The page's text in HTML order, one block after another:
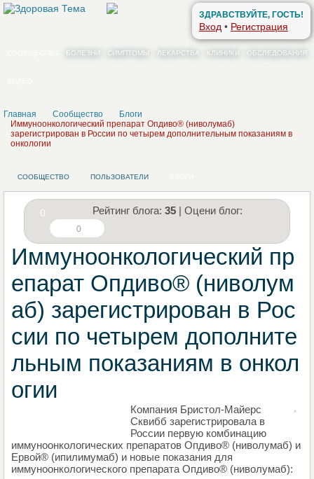
ЗДРАВСТВУЙТЕ, ГОСТЬ!
Вход • Регистрация
БОЛЕЗНИ СИМПТОМЫ ЛЕКАРСТВА КЛИНИКИ ОБСЛЕДОВАНИЯ
Главная Сообщество
Блоги
Иммуноонкологический препарат Опдиво® (ниволумаб)
зарегистрирован в России по четырем дополнительным показаниям в
онкологии
СООБЩЕСТВО ПОЛЬЗОВАТЕЛИ
0 Рейтинг блога: 35 | Оцени блог:
0
Иммуноонкологический пр
епарат Опдиво® (ниволум
аб) зарегистрирован в Рос
сии по четырем дополните
льным показаниям в онкол
огии
Компания Бристол-Майерс
Сквибб зарегистрировала в
России первую комбинацию
иммуноонкологических препаратов Опдиво® (ниволумаб) и
Ервой® (ипилимумаб) и новые показания для
иммуноонкологического препарата Опдиво® (ниволумаб):